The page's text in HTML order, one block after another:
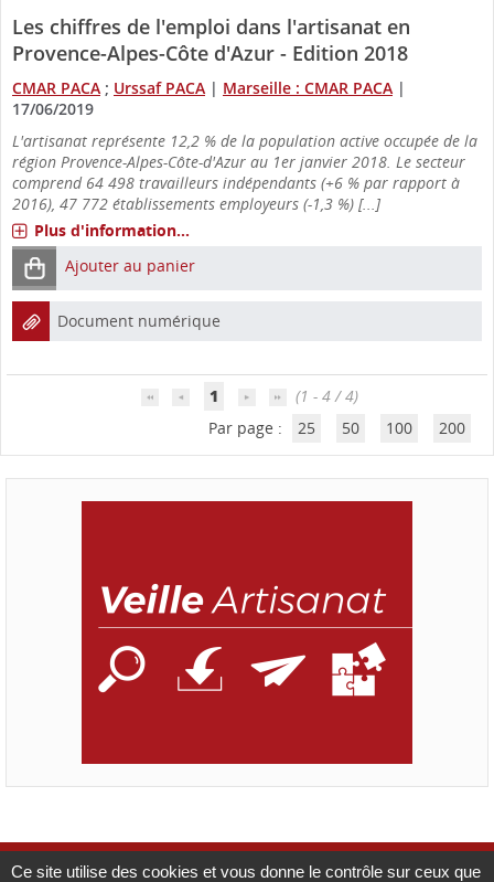
Les chiffres de l'emploi dans l'artisanat en
Provence-Alpes-Côte d'Azur - Edition 2018
CMAR PACA ; Urssaf PACA | Marseille : CMAR PACA |
17/06/2019
L'artisanat représente 12,2 % de la population active occupée de la
région Provence-Alpes-Côte-d'Azur au 1er janvier 2018. Le secteur
comprend 64 498 travailleurs indépendants (+6 % par rapport à
2016), 47 772 établissements employeurs (-1,3 %) [...]
Plus d'information...
Ajouter au panier
Document numérique
1
(1 - 4 / 4)
Par page :
25 50 100 200
Mentions légales Catalogue CMA France
Ce site utilise des cookies et vous donne le contrôle sur ceux que